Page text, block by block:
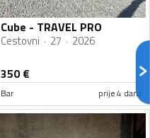
Cube - TRAVEL PRO
Cestovni 27 2026
350€
Bar prije 4 dana